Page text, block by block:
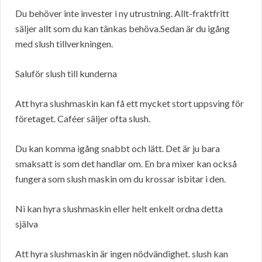
Du behöver inte invester i ny utrustning. Allt-fraktfritt
säljer allt som du kan tänkas behöva.Sedan är du igång
med slush tillverkningen.
Saluför slush till kunderna
Att hyra slushmaskin kan få ett mycket stort uppsving för
företaget. Caféer säljer ofta slush.
Du kan komma igång snabbt och lätt. Det är ju bara
smaksatt is som det handlar om. En bra mixer kan också
fungera som slush maskin om du krossar isbitar i den.
Ni kan hyra slushmaskin eller helt enkelt ordna detta
själva
Att hyra slushmaskin är ingen nödvändighet. slush kan